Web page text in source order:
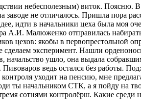
небесполезным) виток. Поясню.
не отличалось. Пришла пора
идти в начальники цеха была моя
А.И. Малюженко отправилась
цехов: якобы в первопрестольной
сделаем эксперимент. Нашли
начальство ушло, она выдала
ведь остался без работы.
уходит на пенсию, мне
ты начальником СТК, а я пойду на
сотнями контролёрш. Какие среди